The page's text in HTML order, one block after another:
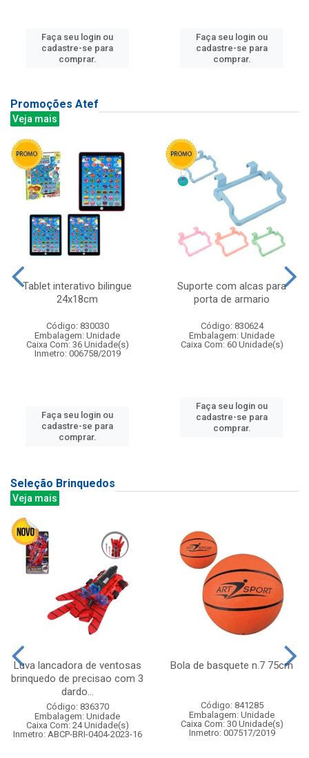
Faça seu login ou
cadastre-se para
comprar.
Faça seu login ou
cadastre-se para
comprar.
Promoções Atef
Veja mais
Tablet interativo bilingue
24x18cm
Código: 830030
Embalagem: Unidade
Caixa Com: 36 Unidade(s)
Inmetro: 006758/2019
Faça seu login ou
cadastre-se para
comprar.
Suporte com alcas para
porta de armario
Código: 830624
Embalagem: Unidade
Caixa Com: 60 Unidade(s)
Faça seu login ou
cadastre-se para
comprar.
Seleção Brinquedos
Veja mais
Luva lancadora de ventosas
brinquedo de precisao com 3
dardo...
Código: 836370
Embalagem: Unidade
Caixa Com: 24 Unidade(s)
Inmetro: ABCP-BRI-0404-2023-16
Bola de basquete n.7 75cm
Código: 841285
Embalagem: Unidade
Caixa Com: 30 Unidade(s)
Inmetro: 007517/2019